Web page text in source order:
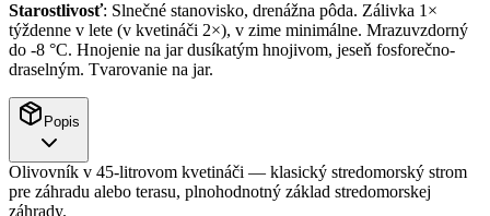
Starostlivosť: Slnečné stanovisko, drenážna pôda. Zálivka 1×
týždenne v lete (v kvetináči 2×), v zime minimálne. Mrazuvzdorný
do -8 °C. Hnojenie na jar dusíkatým hnojivom, jeseň fosforečno-
draselným. Tvarovanie na jar.
Popis
Olivovník v 45-litrovom kvetináči — klasický stredomorský strom
pre záhradu alebo terasu, plnohodnotný základ stredomorskej
záhrady.